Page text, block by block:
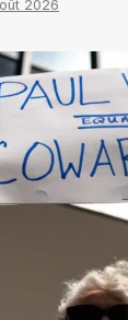
2026